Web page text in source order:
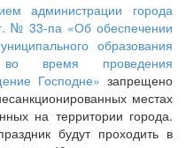
администрации города
№ 33-па «Об обеспечении
образования
во время проведения
Господне» запрещено
местах
на территории города.
будут проходить в